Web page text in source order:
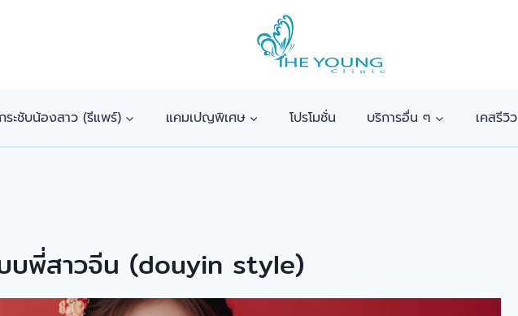
กระชับน้องสาว (รีแพร์) แคมเปญพิเศษ โปรโมชั่น บริการอื่น ๆ เคสรีวิว
บพี่สาวจีน (douyin style)